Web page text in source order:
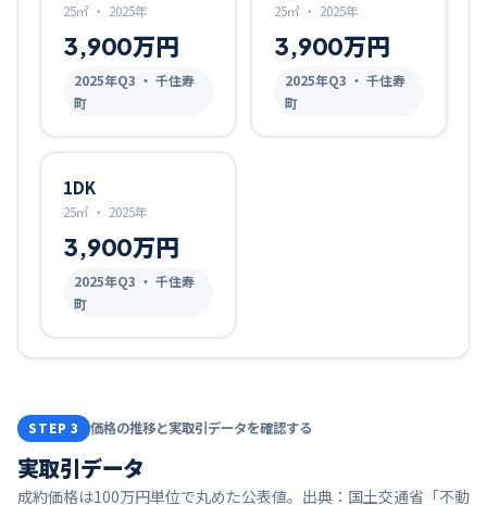
25㎡ ・ 2025年
3,900万円
2025年Q3 ・ 千住寿
町
25㎡ ・ 2025年
3,900万円
2025年Q3 ・ 千住寿
町
1DK
25㎡ ・ 2025年
3,900万円
2025年Q3 ・ 千住寿
町
STEP 3 価格の推移と実取引データを確認する
実取引データ
成約価格は100万円単位で丸めた公表値。出典：国土交通省「不動